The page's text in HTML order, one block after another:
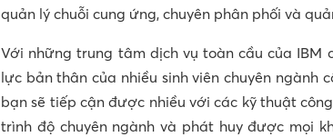
quản lý chuỗi cung ứng, chuyên phân phối và
Với những trung tâm dịch vụ toàn cầu của
lực bản thân của nhiều sinh viên chuyên ngành
bạn sẽ tiếp cận được nhiều với các kỹ thuật
trình độ chuyên ngành và phát huy được mọi